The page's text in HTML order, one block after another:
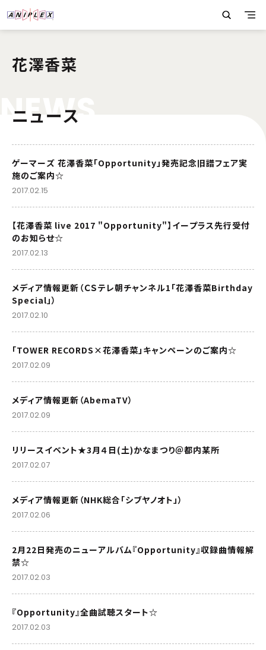
花澤香菜
NEWS
ニュース
ゲーマーズ 花澤香菜「Opportunity」発売記念旧譜フェア実
施のご案内☆
2017.02.15
【花澤香菜 live 2017 "Opportunity"】イープラス先行受付
のお知らせ☆
2017.02.13
メディア情報更新（ＣＳテレ朝チャンネル1「花澤香菜Birthday
Special」）
2017.02.10
「TOWER RECORDS×花澤香菜」キャンペーンのご案内☆
2017.02.09
メディア情報更新（AbemaTV）
2017.02.09
リリースイベント★3月４日(土)かなまつり＠都内某所
2017.02.07
メディア情報更新（NHK総合「シブヤノオト」）
2017.02.06
2月22日発売のニューアルバム『Opportunity』収録曲情報解
禁☆
2017.02.03
『Opportunity』全曲試聴スタート☆
2017.02.03